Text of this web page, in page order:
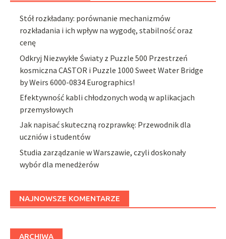
Stół rozkładany: porównanie mechanizmów
rozkładania i ich wpływ na wygodę, stabilność oraz
cenę
Odkryj Niezwykłe Światy z Puzzle 500 Przestrzeń
kosmiczna CASTOR i Puzzle 1000 Sweet Water Bridge
by Weirs 6000-0834 Eurographics!
Efektywność kabli chłodzonych wodą w aplikacjach
przemysłowych
Jak napisać skuteczną rozprawkę: Przewodnik dla
uczniów i studentów
Studia zarządzanie w Warszawie, czyli doskonały
wybór dla menedżerów
NAJNOWSZE KOMENTARZE
ARCHIWA